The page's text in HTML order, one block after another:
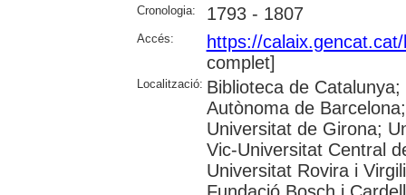
Cronologia: 1793 - 1807
Accés:
https://
complet]
Localització: Biblioteca de
Autònoma de
Universitat de Girona;
Vic-Universitat Central
Universitat Rovira i